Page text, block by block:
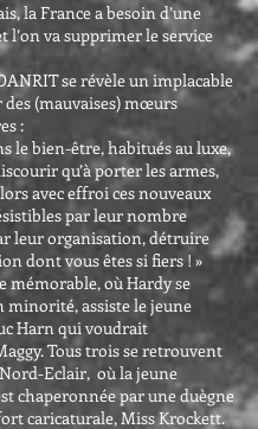
la France a besoin d’une
l’on va supprimer le service
se révèle un implacable
(mauvaises) mœurs
:
le bien-être, habitués au luxe,
qu’à porter les armes,
avec effroi ces nouveaux
par leur nombre
leur organisation, détruire
dont vous êtes si fiers ! »
mémorable, où Hardy se
minorité, assiste le jeune
Harn qui voudrait
Tous trois se retrouvent
Eclair, où la jeune
chaperonnée par une duègne
caricaturale, Miss Krockett.